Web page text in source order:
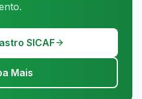
SICAF
Mais